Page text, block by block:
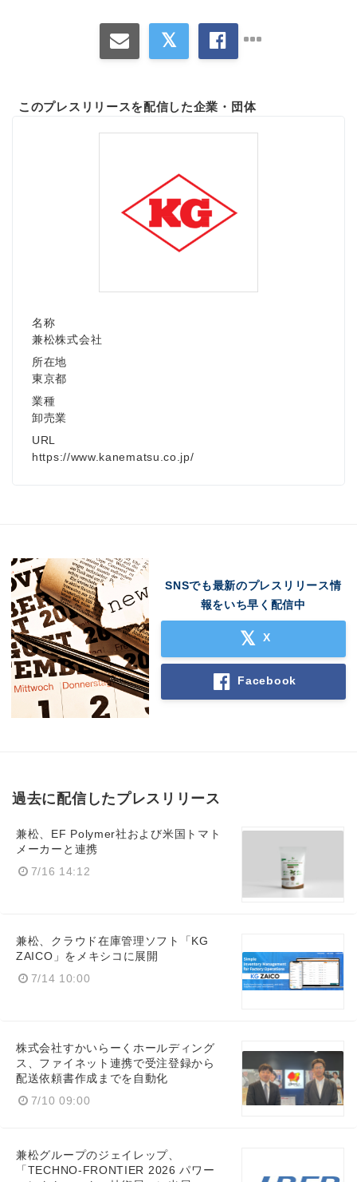
このプレスリリースを配信した企業・団体
名称
兼松株式会社
所在地
東京都
業種
卸売業
URL
https://www.kanematsu.co.jp/
SNSでも最新のプレスリリース情
報をいち早く配信中
X
Facebook
過去に配信したプレスリリース
兼松、EF Polymer社および米国トマト
メーカーと連携
7/16 14:12
兼松、クラウド在庫管理ソフト「KG
ZAICO」をメキシコに展開
7/14 10:00
株式会社すかいらーくホールディング
ス、ファイネット連携で受注登録から
配送依頼書作成までを自動化
7/10 09:00
兼松グループのジェイレップ、
「TECHNO-FRONTIER 2026 パワー
Japanese